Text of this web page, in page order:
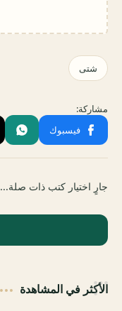
جارٍ اختيار كتب ذات صلة...
الأكثر في المشاهدة